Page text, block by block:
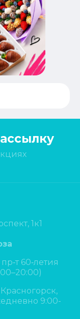
1к1
60‑летия
9:00-